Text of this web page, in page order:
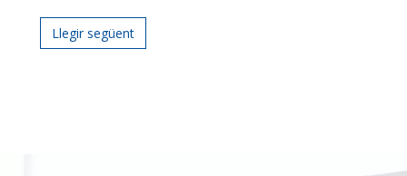
Llegir següent